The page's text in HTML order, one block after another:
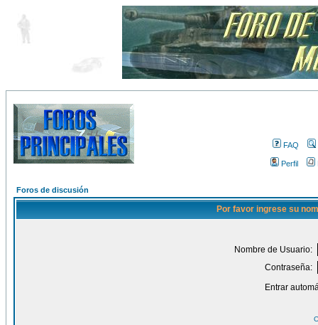
FAQ
Perfil
Foros de discusión
Por favor ingrese su
Nombre de Usuario:
Contraseña:
Entrar